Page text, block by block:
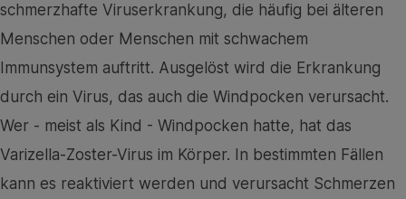
schmerzhafte Viruserkrankung, die häufig bei älteren
Menschen oder Menschen mit schwachem
Immunsystem auftritt. Ausgelöst wird die Erkrankung
durch ein Virus, das auch die Windpocken verursacht.
Wer - meist als Kind - Windpocken hatte, hat das
Varizella-Zoster-Virus im Körper. In bestimmten Fällen
kann es reaktiviert werden und verursacht Schmerzen